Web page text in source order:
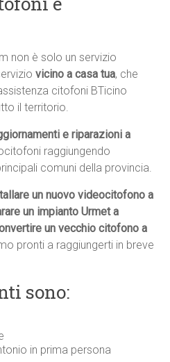
non è solo un servizio
vicino a casa tua, che
citofoni BTicino
il territorio.
e riparazioni a
raggiungendo
comuni della provincia.
un nuovo videocitofono a
un impianto Urmet a
un vecchio citofono a
pronti a raggiungerti in breve
sono:
in prima persona